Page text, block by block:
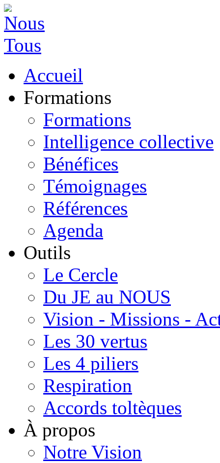
Accueil
Formations
Formations
Intelligence collective
Bénéfices
Témoignages
Références
Agenda
Outils
Le Cercle
Du JE au NOUS
Vision - Missions -
Les 30 vertus
Les 4 piliers
Respiration
Accords toltèques
À propos
Notre Vision